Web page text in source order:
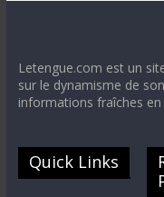
Letengue.com est un
sur le dynamisme de
informations fraîches
Quick Links